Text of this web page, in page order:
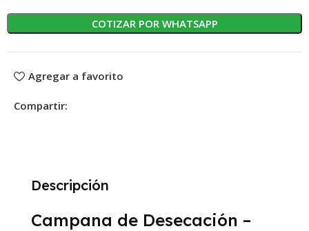
COTIZAR POR WHATSAPP
Agregar a favorito
Compartir:
Descripción
Campana de Desecación –